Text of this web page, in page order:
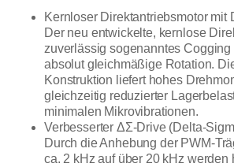
Kernloser Direktantriebsmotor mit
Der neu entwickelte, kernlose
zuverlässig sogenanntes Cogging
absolut gleichmäßige Rotation.
Konstruktion liefert hohes
gleichzeitig reduzierter
minimalen Mikrovibrationen.
Verbesserter ΔΣ-Drive (Delta-
Durch die Anhebung der PWM-
ca. 2 kHz auf über 20 kHz werden